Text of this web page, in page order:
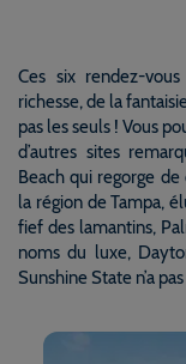
Ces six rendez-
richesse, de la
pas les seuls ! Vous
d’autres sites
Beach qui regorge
la région de Tampa,
fief des lamantins,
noms du luxe,
Sunshine State n’a